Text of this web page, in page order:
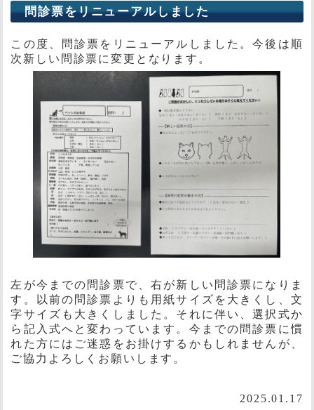
問診票をリニューアルしました
この度、問診票をリニューアルしました。今後は順
次新しい問診票に変更となります。
左が今までの問診票で、右が新しい問診票になりま
す。以前の問診票よりも用紙サイズを大きくし、文
字サイズも大きくしました。それに伴い、選択式か
ら記入式へと変わっています。今までの問診票に慣
れた方にはご迷惑をお掛けするかもしれませんが、
ご協力よろしくお願いします。
2025.01.17